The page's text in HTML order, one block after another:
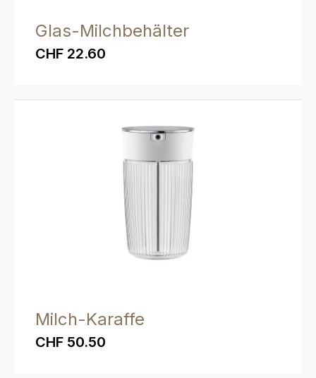
Glas-Milchbehälter
CHF 22.60
Milch-Karaffe
CHF 50.50